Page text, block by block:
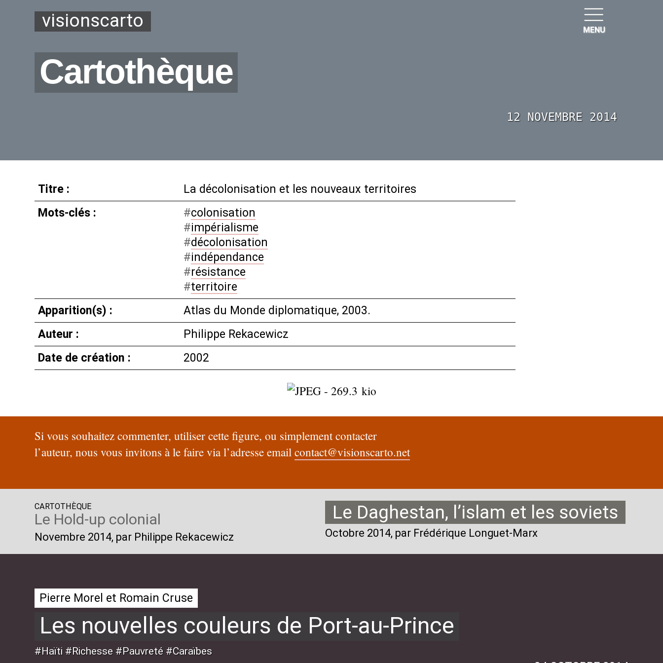
visionscarto MENU
Cartothèque
12 NOVEMBRE 2014
Titre :
La décolonisation et les nouveaux territoires
Mots-clés :
#colonisation
#impérialisme
#décolonisation
#indépendance
#résistance
#territoire
Apparition(s) :
Atlas du Monde diplomatique, 2003.
Auteur :
Philippe Rekacewicz
Date de création :
2002
Si vous souhaitez commenter, utiliser cette figure, ou simplement contacter
l’auteur, nous vous invitons à le faire via l’adresse emailcontact@visionscarto.net
CARTOTHÈQUE
Le Hold-up colonial
Novembre 2014, par Philippe Rekacewicz
Le Daghestan, l’islam et les soviets
Octobre 2014, par Frédérique Longuet-Marx
Pierre Morel et Romain Cruse
Les nouvelles couleurs de Port-au-Prince
#Haïti #Richesse #Pauvreté #Caraïbes